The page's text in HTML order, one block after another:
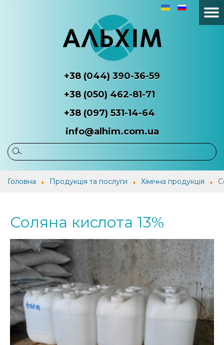
+38 (044) 390-36-59
+38 (050) 462-81-71
+38 (097) 531-14-64
info@alhim.com.ua
Головна Про
компанію
Продукція
та
Наші
Головна Продукція та послуги Хімічна продукція
Соляна кислота 13%